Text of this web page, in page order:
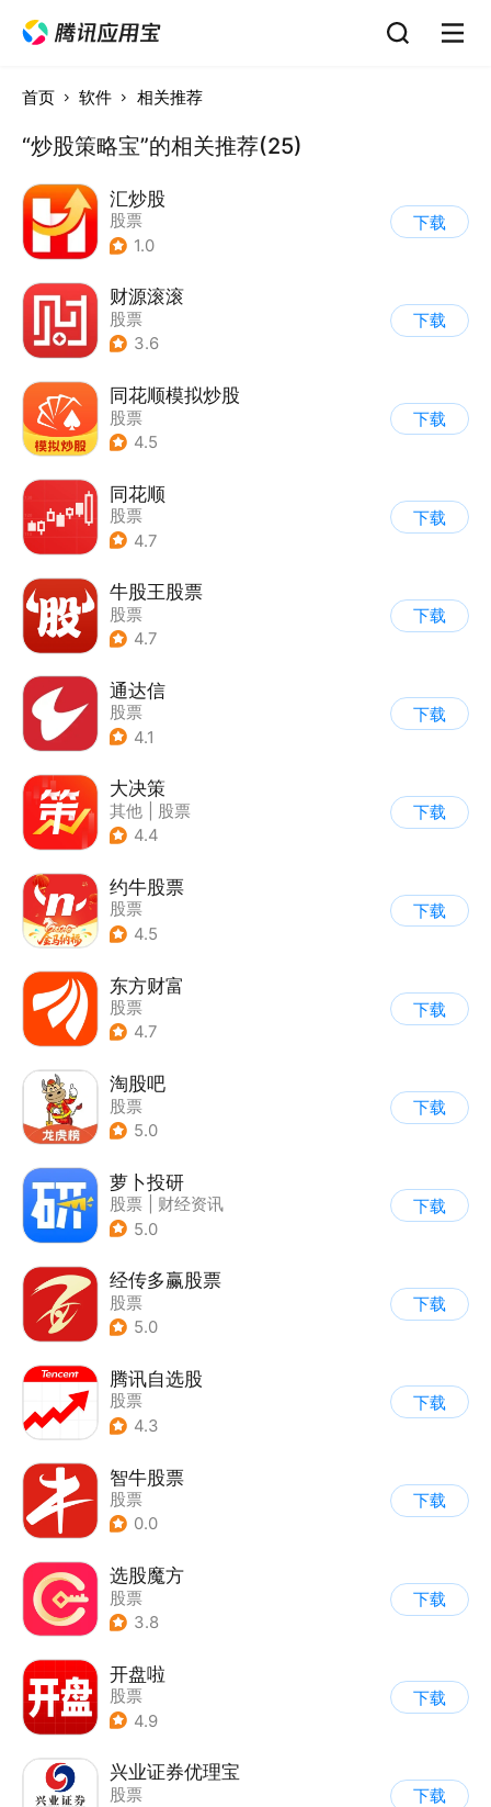
首页 软件 相关推荐
“炒股策略宝”的相关推荐(25)
汇炒股
股票
1.0
下载
财源滚滚
股票
3.6
下载
同花顺模拟炒股
股票
4.5
下载
同花顺
股票
4.7
下载
牛股王股票
股票
4.7
下载
通达信
股票
4.1
下载
大决策
其他
股票
4.4
下载
约牛股票
股票
4.5
下载
东方财富
股票
4.7
下载
淘股吧
股票
5.0
下载
萝卜投研
股票
财经资讯
5.0
下载
经传多赢股票
股票
5.0
下载
腾讯自选股
股票
4.3
下载
智牛股票
股票
0.0
下载
选股魔方
股票
3.8
下载
开盘啦
股票
4.9
下载
兴业证券优理宝
股票
下载